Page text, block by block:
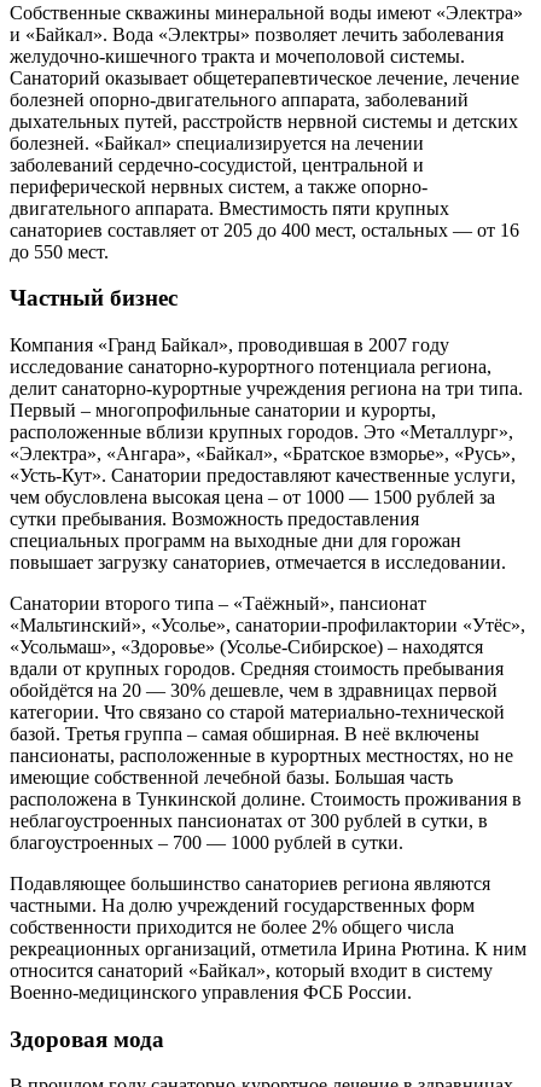
Собственные скважины минеральной воды имеют «Электра»
и «Байкал». Вода «Электры» позволяет лечить заболевания
желудочно-кишечного тракта и мочеполовой системы.
Санаторий оказывает общетерапевтическое лечение, лечение
болезней опорно-двигательного аппарата, заболеваний
дыхательных путей, расстройств нервной системы и детских
болезней. «Байкал» специализируется на лечении
заболеваний сердечно-сосудистой, центральной и
периферической нервных систем, а также опорно-
двигательного аппарата. Вместимость пяти крупных
санаториев составляет от 205 до 400 мест, остальных — от 16
до 550 мест.
Частный бизнес
Компания «Гранд Байкал», проводившая в 2007 году
исследование санаторно-курортного потенциала региона,
делит санаторно-курортные учреждения региона на три типа.
Первый – многопрофильные санатории и курорты,
расположенные вблизи крупных городов. Это «Металлург»,
«Электра», «Ангара», «Байкал», «Братское взморье», «Русь»,
«Усть-Кут». Санатории предоставляют качественные услуги,
чем обусловлена высокая цена – от 1000 — 1500 рублей за
сутки пребывания. Возможность предоставления
специальных программ на выходные дни для горожан
повышает загрузку санаториев, отмечается в исследовании.
Санатории второго типа – «Таёжный», пансионат
«Мальтинский», «Усолье», санатории-профилактории «Утёс»,
«Усольмаш», «Здоровье» (Усолье-Сибирское) – находятся
вдали от крупных городов. Средняя стоимость пребывания
обойдётся на 20 — 30% дешевле, чем в здравницах первой
категории. Что связано со старой материально-технической
базой. Третья группа – самая обширная. В неё включены
пансионаты, расположенные в курортных местностях, но не
имеющие собственной лечебной базы. Большая часть
расположена в Тункинской долине. Стоимость проживания в
неблагоустроенных пансионатах от 300 рублей в сутки, в
благоустроенных – 700 — 1000 рублей в сутки.
Подавляющее большинство санаториев региона являются
частными. На долю учреждений государственных форм
собственности приходится не более 2% общего числа
рекреационных организаций, отметила Ирина Рютина. К ним
относится санаторий «Байкал», который входит в систему
Военно-медицинского управления ФСБ России.
Здоровая мода